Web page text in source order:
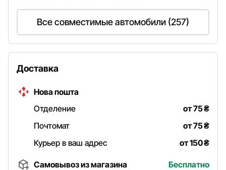
Все совместимые автомобили (257)
Доставка
Нова пошта
Отделение
от 75₴
Почтомат
от 75₴
Курьер в ваш адрес
от 150₴
Самовывоз из магазина
Бесплатно